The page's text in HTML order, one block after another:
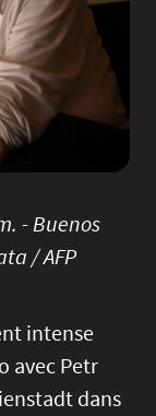
- Buenos
/ AFP
intense
avec Petr
dans